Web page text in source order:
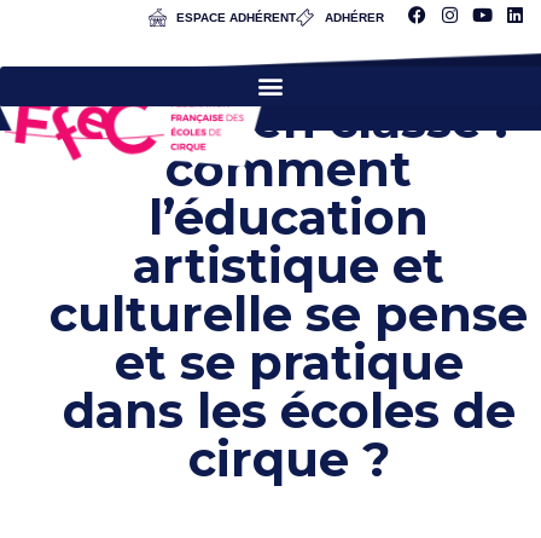
ESPACE ADHÉRENT ADHÉRER
Cirque en classe :
comment
l’éducation
artistique et
culturelle se pense
et se pratique
dans les écoles de
cirque ?